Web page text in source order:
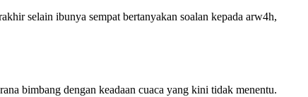
selain ibunya sempat bertanyakan soalan kepada arw4h,
bimbang dengan keadaan cuaca yang kini tidak menentu.